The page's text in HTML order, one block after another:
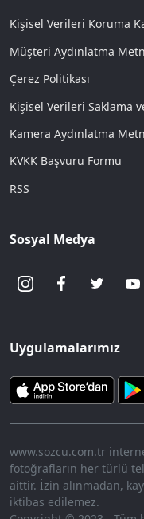
Kişisel Verileri Koruma
Müşteri Aydınlatma
Çerez Politikası
Kişisel Verileri Saklama
Kamera Aydınlatma
KVKK Başvuru Formu
RSS
Sosyal Medya
Uygulamalarımız
www.sozcu.com.tr
fotoğrafların her türlü
aittir. İzin alınmadan,
iktibas edilemez.